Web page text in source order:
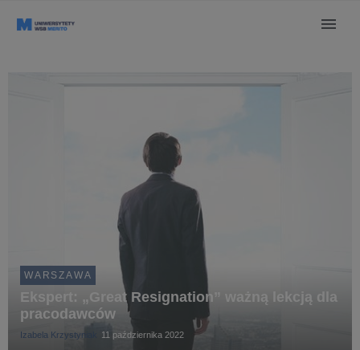
WARSZAWA
Ekspert: „Great Resignation” ważną lekcją dla
pracodawców
Izabela Krzystyniak 11 października 2022